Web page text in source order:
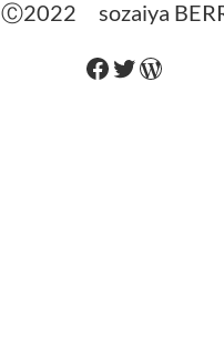
Ⓒ2022 sozaiya